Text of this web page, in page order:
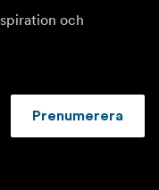
och
Prenumerera